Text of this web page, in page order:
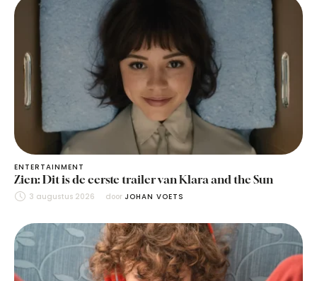
ENTERTAINMENT
Zien: Dit is de eerste trailer van Klara and the Sun
3 augustus 2026 door JOHAN VOETS